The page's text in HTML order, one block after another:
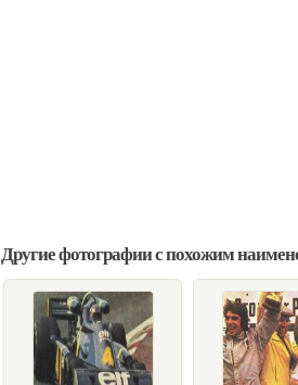
Другие фотографии с похожим